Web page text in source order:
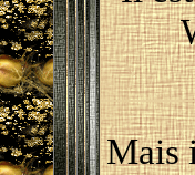
Mais